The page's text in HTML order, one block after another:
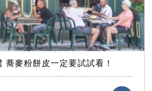
蕎麥粉餅皮一定要試試看！